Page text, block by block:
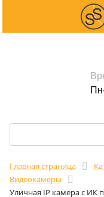
Главная страница
Видеокамеры
Уличная IP камера с ИК